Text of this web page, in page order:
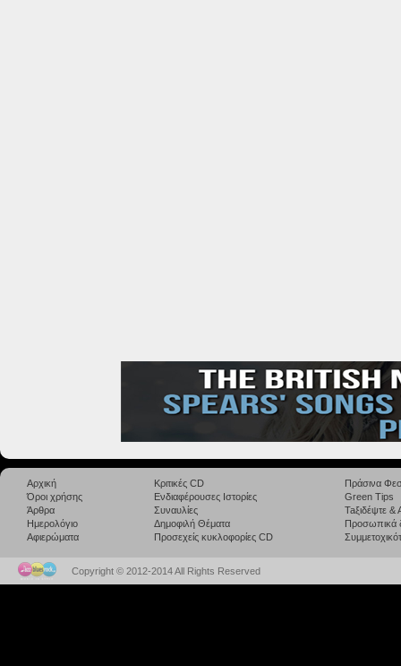
Αρχική
Όροι χρήσης
Άρθρα
Ημερολόγιο
Αφιερώματα
Κριτικές CD
Ενδιαφέρουσες Ιστορίες
Συναυλίες
Δημοφιλή Θέματα
Προσεχείς κυκλοφορίες CD
Πράσινα
Green Tips
Taξιδέψτε
Προσωπικά
Copyright © 2012-2014 All Rights Reserved